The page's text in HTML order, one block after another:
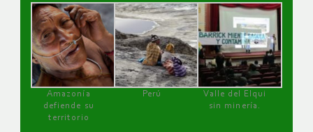
Amazonía
defiende su
territorio
Perú
Valle del Elqui
sin minería.